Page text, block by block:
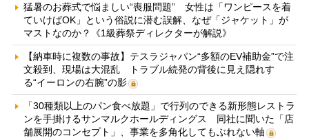
猛暑のお葬式で悩ましい“喪服問題” 女性は「ワンピースを着
ていけばOK」という俗説に潜む誤解、なぜ「ジャケット」が
マストなのか？《1級葬祭ディレクターが解説》
【納車時に複数の事故】テスラジャパン“多額のEV補助金”で注
文殺到、現場は大混乱 トラブル続発の背後に見え隠れす
る“イーロンの右腕”の影
「30種類以上のパン食べ放題」で行列のできる新形態レストラ
ンを手掛けるサンマルクホールディングス 同社に聞いた「店
舗展開のコンセプト」、事業を多角化してもぶれない軸